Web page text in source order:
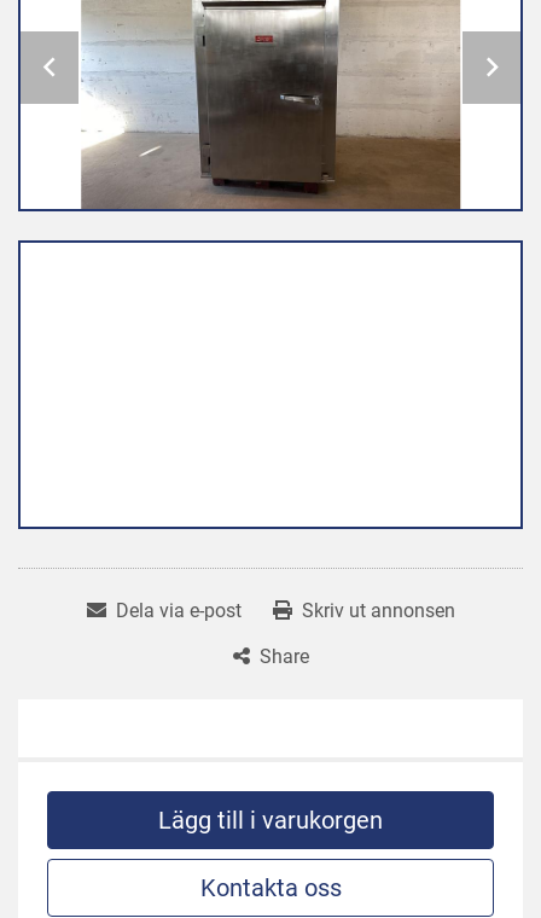
Dela via e-post
Skriv ut annonsen
Share
Lägg till i varukorgen
Kontakta oss